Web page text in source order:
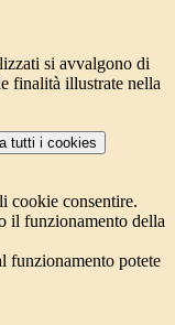
si avvalgono di
finalità illustrate nella
tutti i cookies
cookie consentire.
il funzionamento della
funzionamento potete